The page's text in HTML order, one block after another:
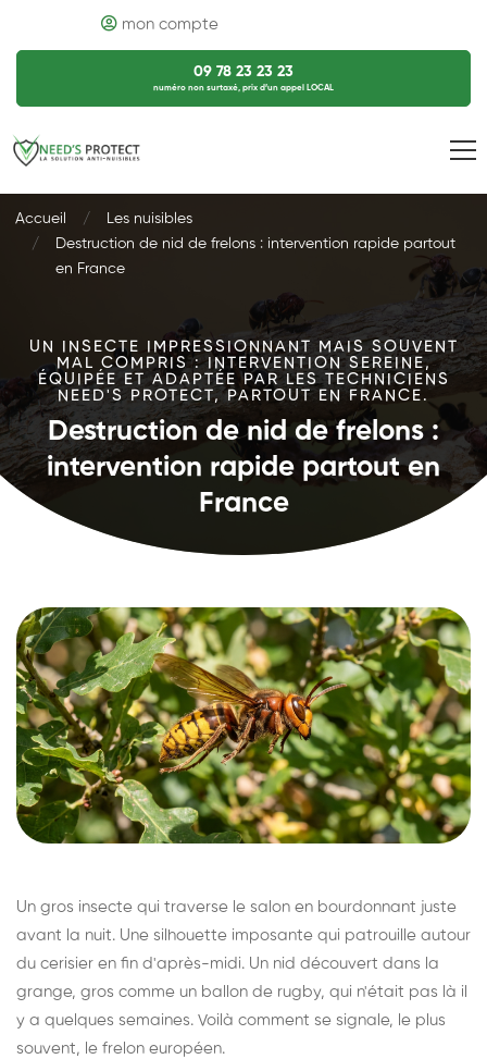
mon compte
09 78 23 23 23
numéro non surtaxé, prix d’un appel LOCAL
Accueil
Les nuisibles
Destruction de nid de frelons : intervention rapide partout
en France
UN INSECTE IMPRESSIONNANT MAIS SOUVENT
MAL COMPRIS : INTERVENTION SEREINE,
ÉQUIPÉE ET ADAPTÉE PAR LES TECHNICIENS
NEED'S PROTECT, PARTOUT EN FRANCE.
Destruction de nid de frelons :
intervention rapide partout en
France
Un gros insecte qui traverse le salon en bourdonnant juste
avant la nuit. Une silhouette imposante qui patrouille autour
du cerisier en fin d'après-midi. Un nid découvert dans la
grange, gros comme un ballon de rugby, qui n'était pas là il
y a quelques semaines. Voilà comment se signale, le plus
souvent, le frelon européen.